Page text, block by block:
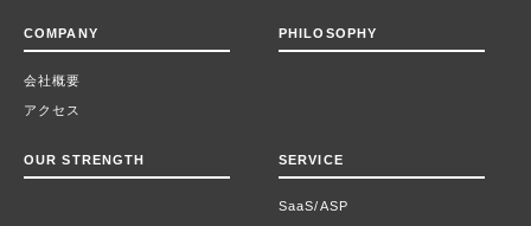
COMPANY
会社概要
アクセス
PHILOSOPHY
OUR STRENGTH SERVICE
SaaS/ASP